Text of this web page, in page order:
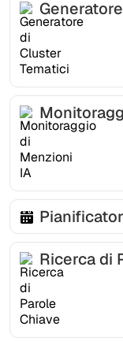
Ricerca di